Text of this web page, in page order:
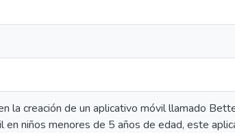
la creación de un aplicativo móvil llamado
en niños menores de 5 años de edad, este